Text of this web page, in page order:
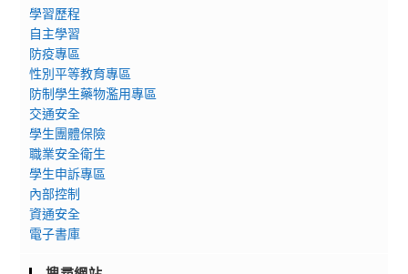
學習歷程
自主學習
防疫專區
性別平等教育專區
防制學生藥物濫用專區
交通安全
學生團體保險
職業安全衛生
學生申訴專區
內部控制
資通安全
電子書庫